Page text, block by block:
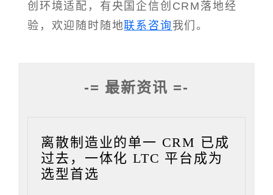
创环境适配，有央国企信创CRM落地经
验，欢迎随时随地联系咨询 我们。
-= 最新资讯 =-
离散制造业的单一 CRM 已成
过去，一体化 LTC 平台成为
选型首选